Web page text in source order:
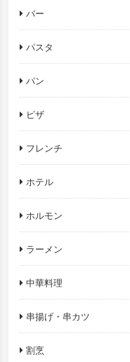
バー
パスタ
パン
ピザ
フレンチ
ホテル
ホルモン
ラーメン
中華料理
串揚げ・串カツ
割烹